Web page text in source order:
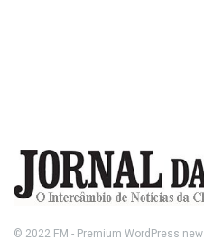
© 2022 FM - Premium WordPress